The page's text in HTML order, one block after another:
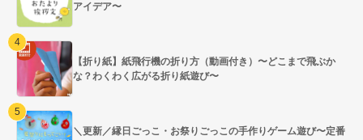
アイデア〜
【折り紙】紙飛行機の折り方（動画付き）〜どこまで飛ぶか
な？わくわく広がる折り紙遊び〜
＼更新／縁日ごっこ・お祭りごっこの手作りゲーム遊び〜定番